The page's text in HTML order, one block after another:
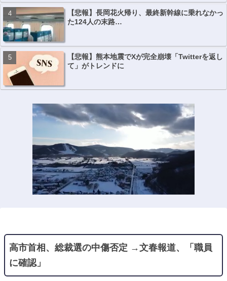
【悲報】長岡花火帰り、最終新幹線に乗れなかっ
た124人の末路…
【悲報】熊本地震でXが完全崩壊「Twitterを返し
て」がトレンドに
高市首相、総裁選の中傷否定 →文春報道、「職員
に確認」